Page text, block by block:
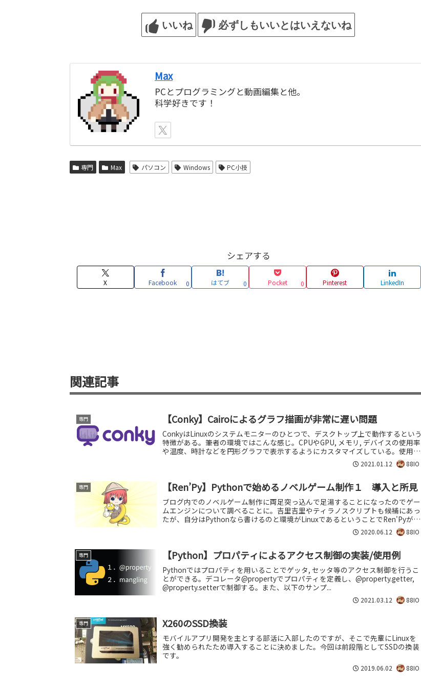
いいね 必ずしもいいとはいえないね
Max
PCとプログラミングと動画編集と他。
科学好きです！
専門 Max パソコン Windows PC小技
シェアする
X Facebook 0 はてブ 0 Pocket 0 Pinterest LinkedIn
関連記事
専門 【Conky】Cairoによるグラフ描画が非常に遅い問題
ConkyはLinuxのシステムモニターのひとつで、デスクトップ上で動作するという
特徴がある。筆者の環境ではこんな感じ。CPUやGPU, メモリ, デバイスの使用率
や温度、時計などを円形グラフで表示するようにカスタマイズしている。使用し
2021.01.12 88IO
専門 【Ren’Py】Pythonで始めるノベルゲーム制作１ 導入と所見
ブログ内でのノベルゲーム制作に両足突っ込んで足湯することになったのでゲー
ムエンジンについて調べることに。吉里吉里やティラノスクリプトも候補にあっ
たが、自分はPythonなら書けるのと環境がLinuxであるということでRen'Pyが最
2020.06.12 88IO
専門 【Python】プロパティによるアクセス制御の実装/使用例
Pythonではプロパティを用いることでゲッタ, セッタ等のアクセス制御を行うこ
とができる。デコレータ@propertyでプロパティを定義し、@property.getter,
@property.setterで制御する。また、以下のサンプ...
2021.03.12 88IO
専門 X260のSSD換装
モバイルアプリ開発を主とする部活に入部したのですが、そこで先輩にLinuxを
強く勧められたため導入することに決めました。今回は前段階としてSSDの換装
です。
2019.06.02 88IO